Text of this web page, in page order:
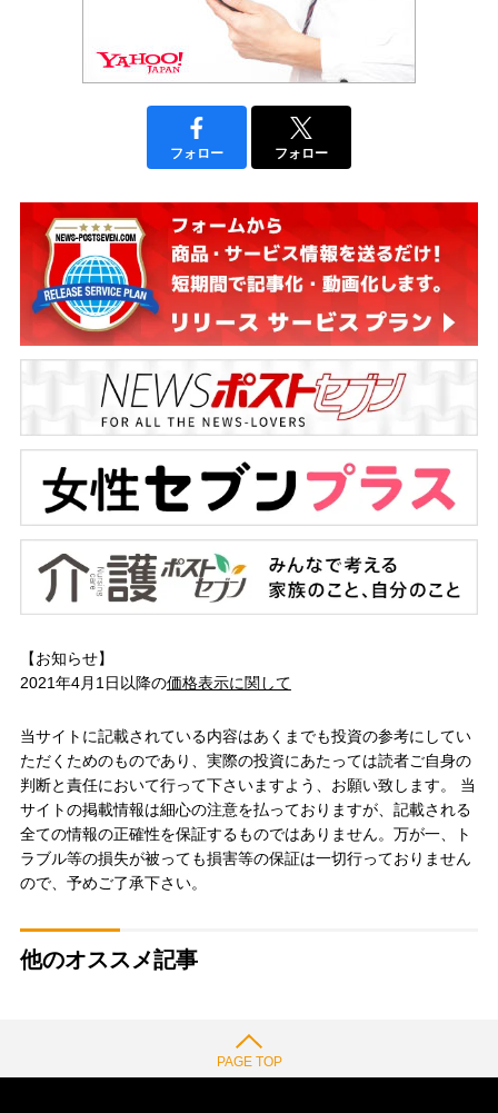
フォロー フォロー
【お知らせ】
2021年4月1日以降の価格表示に関して
当サイトに記載されている内容はあくまでも投資の参考にしてい
ただくためのものであり、実際の投資にあたっては読者ご自身の
判断と責任において行って下さいますよう、お願い致します。 当
サイトの掲載情報は細心の注意を払っておりますが、記載される
全ての情報の正確性を保証するものではありません。万が一、ト
ラブル等の損失が被っても損害等の保証は一切行っておりません
ので、予めご了承下さい。
他のオススメ記事
PAGE TOP